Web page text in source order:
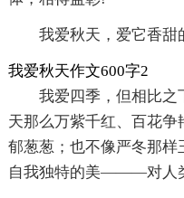
我爱秋天，爱它香甜
我爱秋天作文600字2
我爱四季，但相比之
天那么万紫千红、百花
郁葱葱；也不像严冬那
自我独特的美———对人